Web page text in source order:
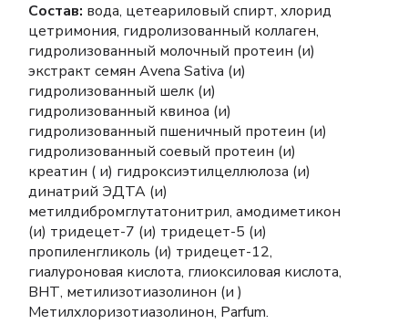
Состав: вода, цетеариловый спирт, хлорид
цетримония, гидролизованный коллаген,
гидролизованный молочный протеин (и)
экстракт семян Avena Sativa (и)
гидролизованный шелк (и)
гидролизованный квиноа (и)
гидролизованный пшеничный протеин (и)
гидролизованный соевый протеин (и)
креатин ( и) гидроксиэтилцеллюлоза (и)
динатрий ЭДТА (и)
метилдибромглутатонитрил, амодиметикон
(и) тридецет-7 (и) тридецет-5 (и)
пропиленгликоль (и) тридецет-12,
гиалуроновая кислота, глиоксиловая кислота,
ВНТ, метилизотиазолинон (и )
Метилхлоризотиазолинон, Parfum.